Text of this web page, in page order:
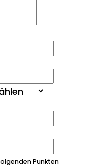
Punkten